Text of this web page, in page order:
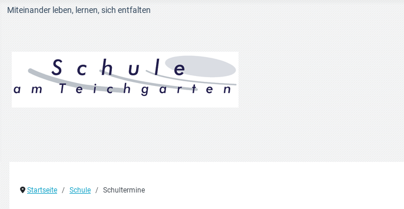
Miteinander leben, lernen, sich entfalten
Startseite Schule Schultermine